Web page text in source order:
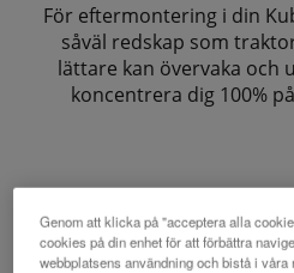
För eftermontering i din
såväl redskap som
lättare kan övervaka och
koncentrera dig 100%
Genom att klicka på "acceptera alla
cookies på din enhet för att förbättra
webbplatsens användning och bistå i